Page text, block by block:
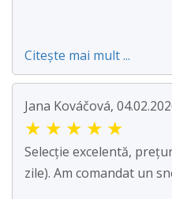
Citește mai mult ...
Jana Kováčová,
★ ★ ★ ★ ★
Selecție excelentă,
zile). Am comandat un